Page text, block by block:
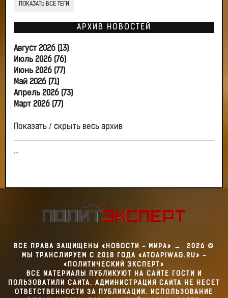
ПОКАЗАТЬ ВСЕ ТЕГИ
АРХИВ НОВОСТЕЙ
Август 2026 (13)
Июль 2026 (76)
Июнь 2026 (77)
Май 2026 (71)
Апрель 2026 (73)
Март 2026 (77)
Показать / скрыть весь архив
...
ВСЕ ПРАВА ЗАЩИЩЕНЫ «НОВОСТИ - МИРА» → 2026 ©
МЫ ТРАНСЛИРУЕМ С 2018 ГОДА «ATOAPIWAG.RU» -
«ПОЛИТИЧЕСКИЙ ЭКСПЕРТ»
ВСЕ МАТЕРИАЛЫ ПУБЛИКУЮТ НА САЙТЕ ГОСТИ И
ПОЛЬЗОВАТИЛИ САЙТА. АДМИНИСТРАЦИЯ САЙТА НЕ НЕСЕТ
ОТВЕТСТВЕННОСТИ ЗА ПУБЛИКАЦИИ. ИСПОЛЬЗОВАНИЕ